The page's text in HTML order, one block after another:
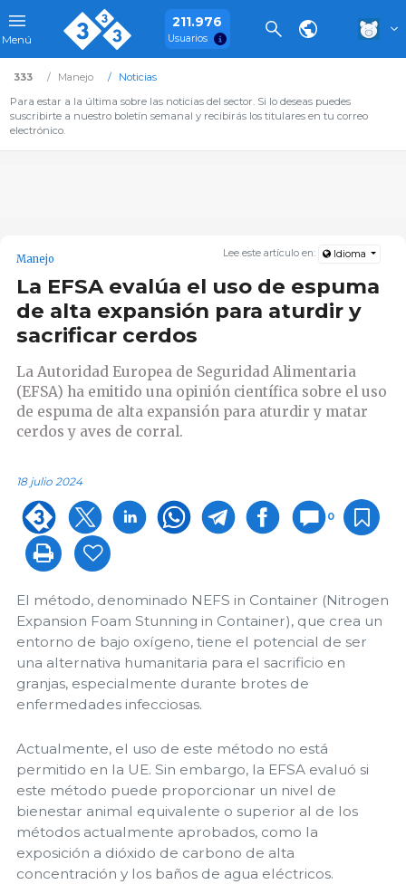
Menú
211.976
Usuarios
333 Manejo
Noticias
Para estar a la última sobre las noticias del sector. Si lo deseas puedes
suscribirte a nuestro boletín semanal y recibirás los titulares en tu correo
electrónico.
Lee este artículo en: Idioma
Manejo
La EFSA evalúa el uso de espuma
de alta expansión para aturdir y
sacrificar cerdos
La Autoridad Europea de Seguridad Alimentaria
(EFSA) ha emitido una opinión científica sobre el uso
de espuma de alta expansión para aturdir y matar
cerdos y aves de corral.
18 julio 2024
0
El método, denominado NEFS in Container (Nitrogen
Expansion Foam Stunning in Container), que crea un
entorno de bajo oxígeno, tiene el potencial de ser
una alternativa humanitaria para el sacrificio en
granjas, especialmente durante brotes de
enfermedades infecciosas.
Actualmente, el uso de este método no está
permitido en la UE. Sin embargo, la EFSA evaluó si
este método puede proporcionar un nivel de
bienestar animal equivalente o superior al de los
métodos actualmente aprobados, como la
exposición a dióxido de carbono de alta
concentración y los baños de agua eléctricos.